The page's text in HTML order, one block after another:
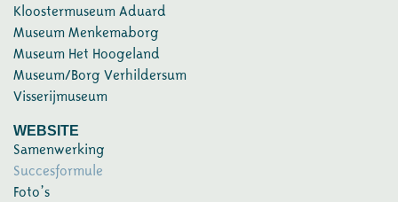
Kloostermuseum Aduard
Museum Menkemaborg
Museum Het Hoogeland
Museum/Borg Verhildersum
Visserijmuseum
WEBSITE
Samenwerking
Succesformule
Foto’s